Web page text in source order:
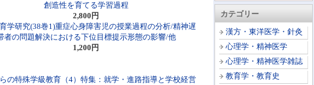
カテゴリー
漢方・東洋医学・針灸
心理学・精神医学
心理学・精神医学雑誌
教育学・教育史
創造性を育てる学習過程
2,800円
学研究(38巻1)重症心身障害児の授業過程の分析/精神遅
者の問題解決における下位目標提示形態の影響/他
1,200円
の特殊学級教育（4）特集：就学・進路指導と学校経営